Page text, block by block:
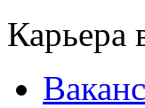
Карьера